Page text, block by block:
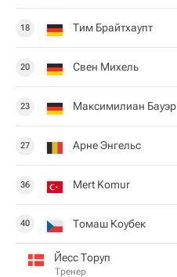
18 Тим Брайтхаупт
20 Свен Михель
23 Максимилиан Бауэр
27 Арне Энгельс
36 Mert Komur
40 Томаш Коубек
Йесс Торуп
Тренер